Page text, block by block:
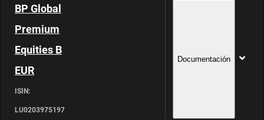
BP Global
Premium
Equities B
EUR
ISIN:
LU0203975197
Documentación